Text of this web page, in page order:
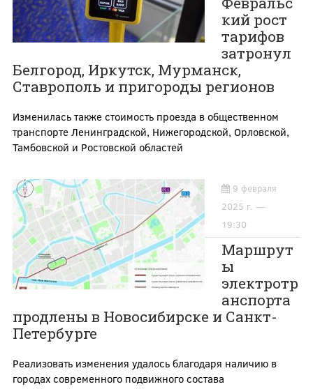
кий рост
тарифов
затронул
Белгород, Иркутск, Мурманск,
Ставрополь и пригороды регионов
Изменилась также стоимость проезда в общественном
транспорте Ленинградской, Нижегородской, Орловской,
Тамбовской и Ростовской областей
9 февраля
2025 г. —
19:30
Маршрут
ы
электротр
анспорта
продлены в Новосибирске и Санкт-
Петербурге
Реализовать изменения удалось благодаря наличию в
городах современного подвижного состава